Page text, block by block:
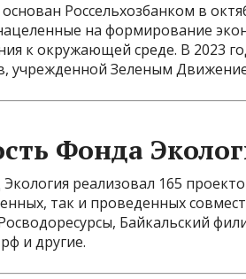
Россельхозбанком в
на формирование
к окружающей среде. В 2023
учрежденной Зеленым
Фонда
реализовал 165
так и проведенных
Байкальский
и другие.